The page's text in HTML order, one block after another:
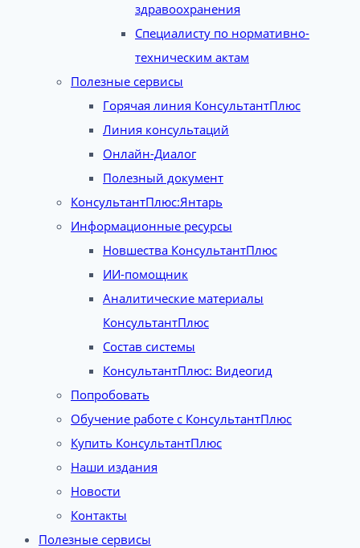
здравоохранения
Специалисту по нормативно-
техническим актам
Полезные сервисы
Горячая линия КонсультантПлюс
Линия консультаций
Онлайн-Диалог
Полезный документ
КонсультантПлюс:Янтарь
Информационные ресурсы
Новшества КонсультантПлюс
ИИ-помощник
Аналитические материалы
КонсультантПлюс
Состав системы
КонсультантПлюс: Видеогид
Попробовать
Обучение работе с КонсультантПлюс
Купить КонсультантПлюс
Наши издания
Новости
Контакты
Полезные сервисы